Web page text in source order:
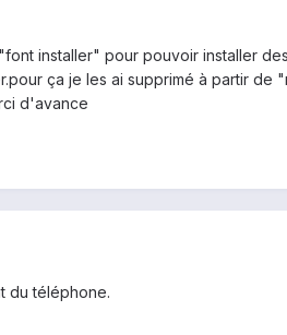
installer" pour pouvoir installer
ça je les ai supprimé à partir
d'avance
du téléphone.